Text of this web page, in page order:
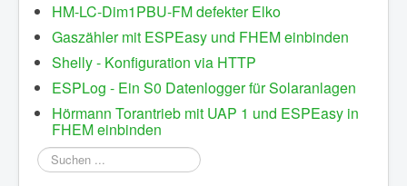
HM-LC-Dim1PBU-FM defekter Elko
Gaszähler mit ESPEasy und FHEM einbinden
Shelly - Konfiguration via HTTP
ESPLog - Ein S0 Datenlogger für Solaranlagen
Hörmann Torantrieb mit UAP 1 und ESPEasy in
FHEM einbinden
Suchen
...